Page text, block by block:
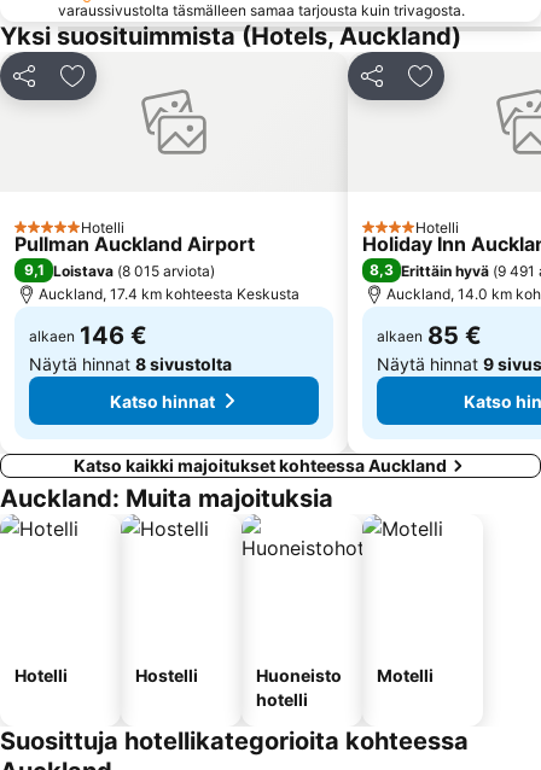
varaussivustolta täsmälleen samaa tarjousta kuin trivagosta.
Yksi suosituimmista (Hotels, Auckland)
Jaa Lisää suosikkeihin
5 Tähtiluokitus
Hotelli
Pullman Auckland Airport
9,1 Loistava (8 015 arviota)
Auckland, 17.4 km kohteesta Keskusta
alkaen 146 €
Näytä hinnat 8 sivustolta
Katso hinnat
Jaa Lisää
4 Tähtiluokitus
Hotelli
Holiday Inn
8,3 Erittäin hyvä (9 491
Auckland, 14.0 km
alkaen 85 €
Näytä hinnat 9
Katso
Katso kaikki majoitukset kohteessa Auckland
Auckland: Muita majoituksia
Hotelli Hostelli
Huoneisto
hotelli
Motelli
Suosittuja hotellikategorioita kohteessa